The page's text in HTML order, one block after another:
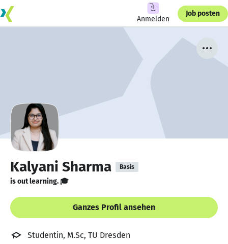
Anmelden
Job posten
Kalyani Sharma Basis
is out learning. 🎓
Ganzes Profil ansehen
Studentin, M.Sc, TU Dresden